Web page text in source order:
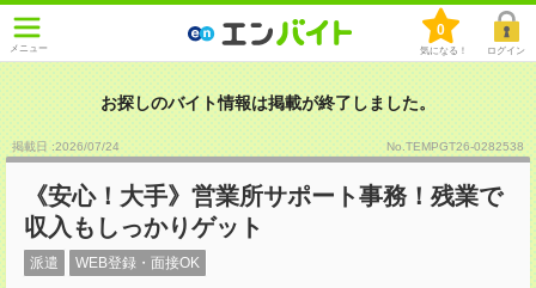
メニュー
0
気になる！ ログイン
お探しのバイト情報は掲載が終了しました。
掲載日 :2026/07/24 No.TEMPGT26-0282538
《安心！大手》営業所サポート事務！残業で
収入もしっかりゲット
派遣 WEB登録・面接OK